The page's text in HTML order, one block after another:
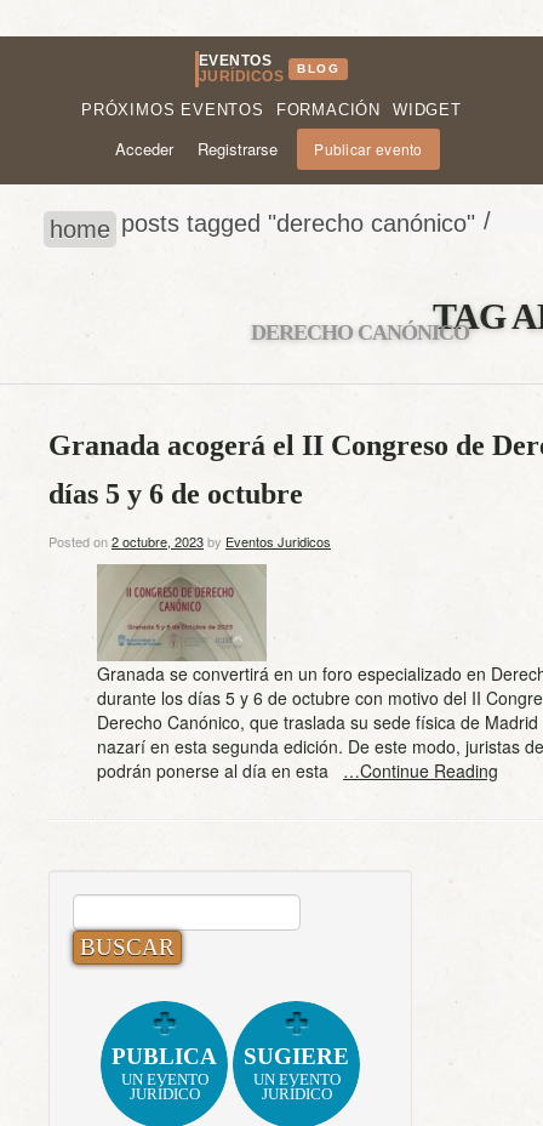
EVENTOS
JURÍDICOS
BLOG
PRÓXIMOS EVENTOS FORMACIÓN WIDGET
Acceder Registrarse Publicar evento
home /
posts tagged "derecho canónico"
TAG
DERECHO CANÓNICO
Granada acogerá el II Congreso de
días 5 y 6 de octubre
Posted on2 octubre, 2023by Eventos Juridicos
Granada se convertirá en un foro especializado en
durante los días 5 y 6 de octubre con motivo del II
Derecho Canónico, que traslada su sede física de
nazarí en esta segunda edición. De este modo, juristas
podrán ponerse al día en esta …Continue Reading
BUSCAR:
PUBLICA
UN EVENTO
JURÍDICO
SUGIERE
UN EVENTO
JURÍDICO